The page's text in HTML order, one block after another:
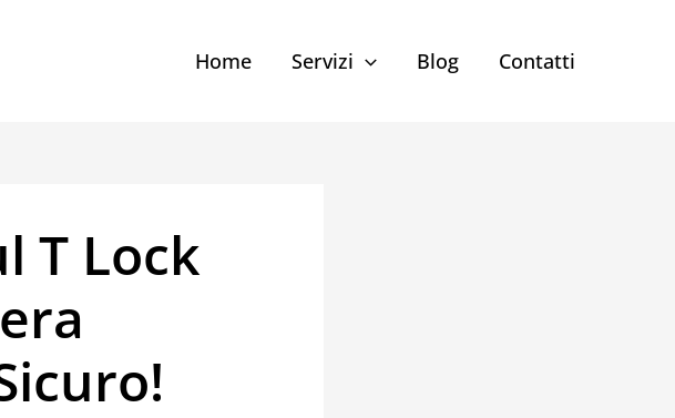
Home Servizi Blog Contatti
T Lock